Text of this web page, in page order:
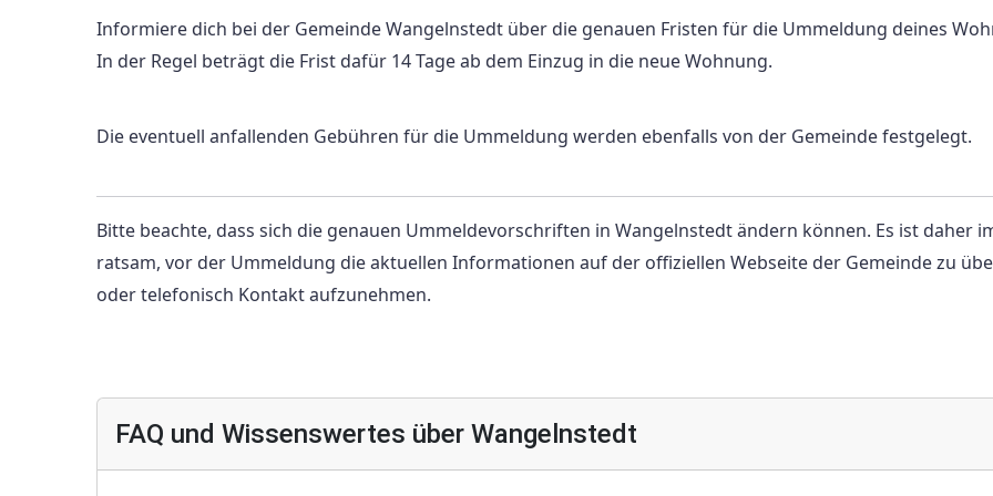
Informiere dich bei der Gemeinde Wangelnstedt über die genauen Fristen für die Ummeldung deines
In der Regel beträgt die Frist dafür 14 Tage ab dem Einzug in die neue Wohnung.
Die eventuell anfallenden Gebühren für die Ummeldung werden ebenfalls von der Gemeinde festgelegt.
Bitte beachte, dass sich die genauen Ummeldevorschriften in Wangelnstedt ändern können. Es ist daher
ratsam, vor der Ummeldung die aktuellen Informationen auf der offiziellen Webseite der Gemeinde zu
oder telefonisch Kontakt aufzunehmen.
FAQ und Wissenswertes über Wangelnstedt